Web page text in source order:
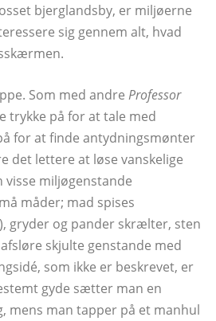
bjerglandsby, er miljøerne
sig gennem alt, hvad
Som med andre Professor
trykke på for at tale med
for at finde antydningsmønter
det lettere at løse vanskelige
visse miljøgenstande
måder; mad spises
gryder og pander skrælter, sten
skjulte genstande med
som ikke er beskrevet, er
gyde sætter man en
mens man tapper på et manhul